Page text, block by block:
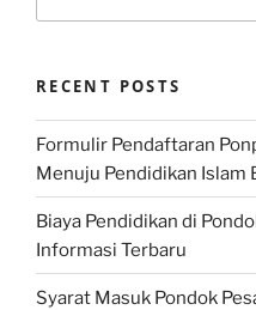
RECENT POSTS
Formulir Pendaftaran
Menuju Pendidikan Islam
Biaya Pendidikan di
Informasi Terbaru
Syarat Masuk Pondok